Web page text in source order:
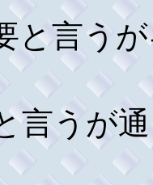
と言う
言うが